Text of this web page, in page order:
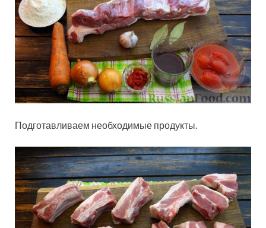
Подготавливаем необходимые продукты.